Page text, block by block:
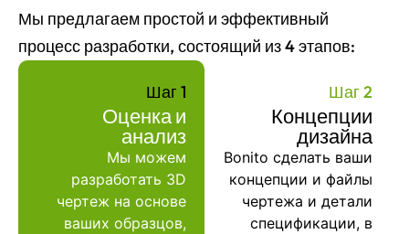
Мы предлагаем простой и эффективный
процесс разработки, состоящий из 4 этапов:
Шаг 1
Оценка и
анализ
Мы можем
разработать 3D
чертеж на основе
ваших образцов,
Шаг 2
Концепции
дизайна
Bonito сделать ваши
концепции и файлы
чертежа и детали
спецификации, в